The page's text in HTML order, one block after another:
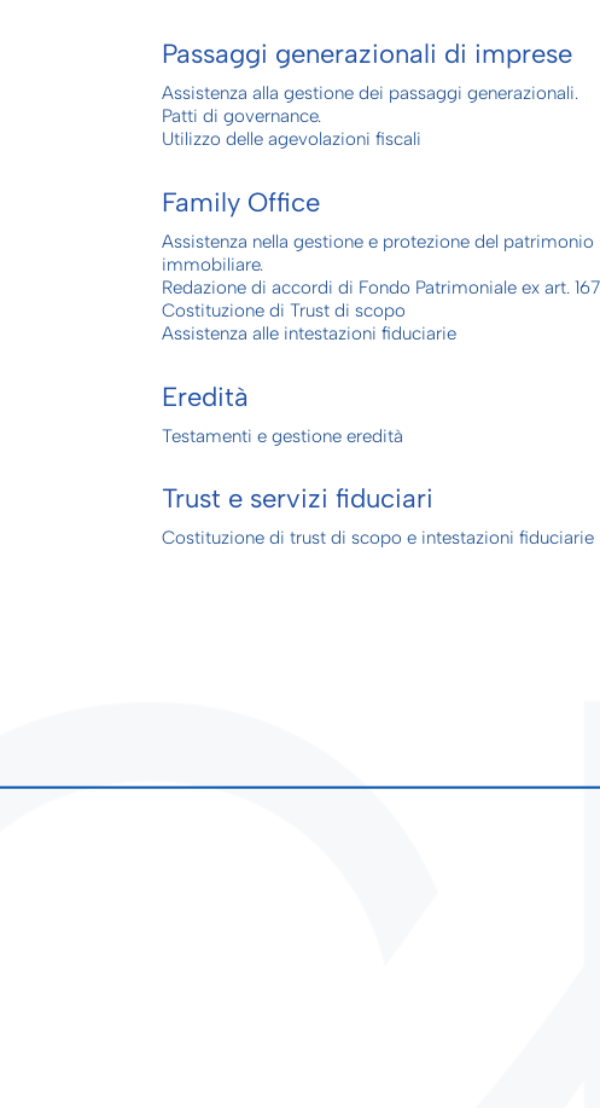
Passaggi generazionali di imprese
Assistenza alla gestione dei passaggi generazionali.
Patti di governance.
Utilizzo delle agevolazioni fiscali
Family Office
Assistenza nella gestione e protezione del
immobiliare.
Redazione di accordi di Fondo Patrimoniale ex art. 167
Costituzione di Trust di scopo
Assistenza alle intestazioni fiduciarie
Eredità
Testamenti e gestione eredità
Trust e servizi fiduciari
Costituzione di trust di scopo e intestazioni fiduciarie